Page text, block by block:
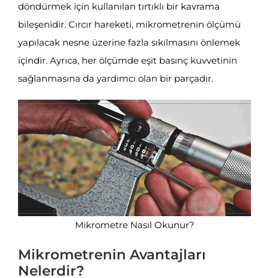
döndürmek için kullanılan tırtıklı bir kavrama
bileşenidir. Cırcır hareketi, mikrometrenin ölçümü
yapılacak nesne üzerine fazla sıkılmasını önlemek
içindir. Ayrıca, her ölçümde eşit basınç kuvvetinin
sağlanmasına da yardımcı olan bir parçadır.
Mikrometre Nasıl Okunur?
Mikrometrenin Avantajları
Nelerdir?